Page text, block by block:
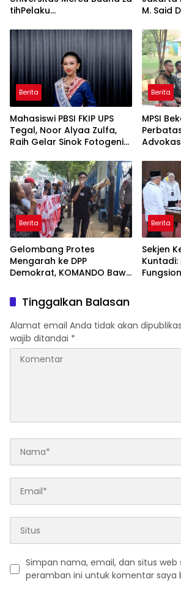
tihPelaku
LewatKemasan
M. Said
Initiative
Berita
Mahasiswi PBSI FKIP UPS
Tegal, Noor Alyaa Zulfa,
Raih Gelar Sinok Fotogenik
Berita
MPSI
Berita
Gelombang Protes
Mengarah ke DPP
Demokrat, KOMANDO Bawa
Dody Hanggodo
Berita
Sekjen
Kuntadi:
Tinggalkan Balasan
Alamat email Anda tidak akan
wajib ditandai *
Simpan nama, email, dan situs web
peramban ini untuk komentar saya